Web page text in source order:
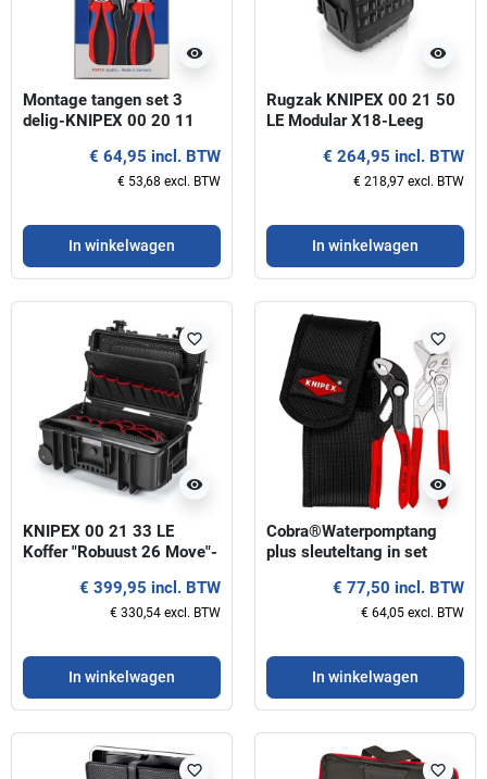
visibility
Montage tangen set 3
delig-KNIPEX 00 20 11
€ 64,95 incl. BTW
€ 53,68 excl. BTW
In winkelwagen
visibility
Rugzak KNIPEX 00 21 50
LE Modular X18-Leeg
€ 264,95 incl. BTW
€ 218,97 excl. BTW
In winkelwagen
visibility
favorite_border
KNIPEX 00 21 33 LE
Koffer "Robuust 26 Move"-
€ 399,95 incl. BTW
€ 330,54 excl. BTW
In winkelwagen
visibility
favorite_border
Cobra®Waterpomptang
plus sleuteltang in set
€ 77,50 incl. BTW
€ 64,05 excl. BTW
In winkelwagen
favorite_border favorite_border